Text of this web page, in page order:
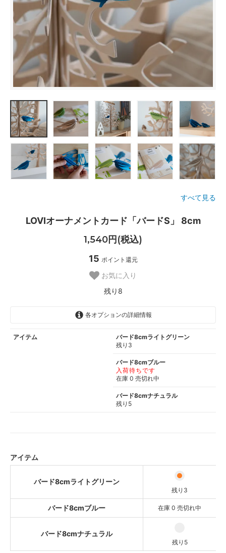
すべて見る
LOVIオーナメントカード「バードS」 8cm
1,540円(税込)
15 ポイント還元
お気に入り
残り8
各オプションの詳細情報
アイテム
バード8cmライトグリーン
残り3
バード8cmブルー
入荷待ちです
在庫 0 売切れ中
バード8cmナチュラル
残り5
アイテム
バード8cmライトグリーン
残り3
バード8cmブルー 在庫 0 売切れ中
バード8cmナチュラル
残り5